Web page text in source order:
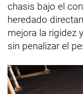
chasis bajo el
heredado
mejora la rigidez
sin penalizar el